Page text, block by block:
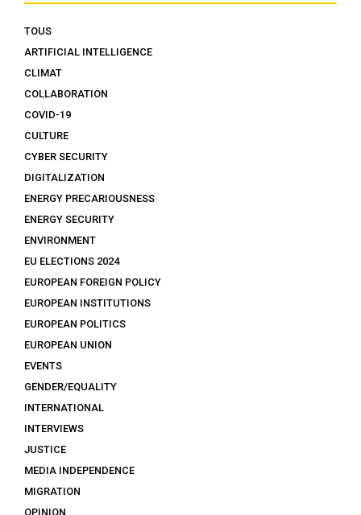
TOUS
ARTIFICIAL INTELLIGENCE
CLIMAT
COLLABORATION
COVID-19
CULTURE
CYBER SECURITY
DIGITALIZATION
ENERGY PRECARIOUSNESS
ENERGY SECURITY
ENVIRONMENT
EU ELECTIONS 2024
EUROPEAN FOREIGN POLICY
EUROPEAN INSTITUTIONS
EUROPEAN POLITICS
EUROPEAN UNION
EVENTS
GENDER/EQUALITY
INTERNATIONAL
INTERVIEWS
JUSTICE
MEDIA INDEPENDENCE
MIGRATION
OPINION